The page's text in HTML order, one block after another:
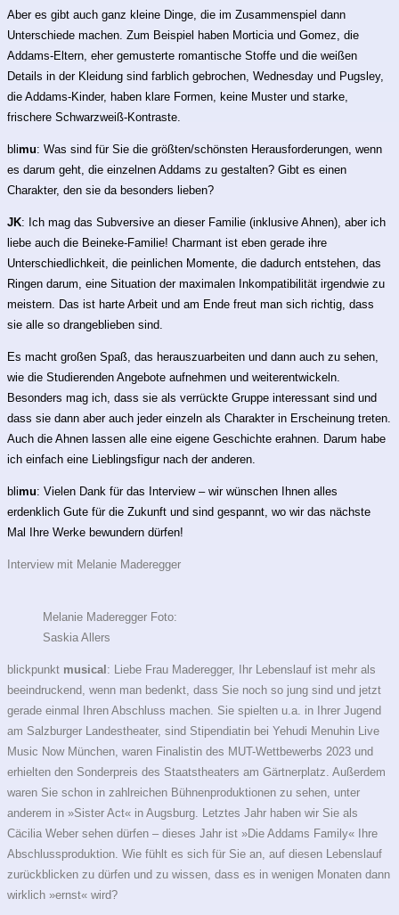
Aber es gibt auch ganz kleine Dinge, die im Zusammenspiel dann
Unterschiede machen. Zum Beispiel haben Morticia und Gomez, die
Addams-Eltern, eher gemusterte romantische Stoffe und die weißen
Details in der Kleidung sind farblich gebrochen, Wednesday und Pugsley,
die Addams-Kinder, haben klare Formen, keine Muster und starke,
frischere Schwarzweiß-Kontraste.
blimu: Was sind für Sie die größten/schönsten Herausforderungen, wenn
es darum geht, die einzelnen Addams zu gestalten? Gibt es einen
Charakter, den sie da besonders lieben?
JK: Ich mag das Subversive an dieser Familie (inklusive Ahnen), aber ich
liebe auch die Beineke-Familie! Charmant ist eben gerade ihre
Unterschiedlichkeit, die peinlichen Momente, die dadurch entstehen, das
Ringen darum, eine Situation der maximalen Inkompatibilität irgendwie zu
meistern. Das ist harte Arbeit und am Ende freut man sich richtig, dass
sie alle so drangeblieben sind.
Es macht großen Spaß, das herauszuarbeiten und dann auch zu sehen,
wie die Studierenden Angebote aufnehmen und weiterentwickeln.
Besonders mag ich, dass sie als verrückte Gruppe interessant sind und
dass sie dann aber auch jeder einzeln als Charakter in Erscheinung treten.
Auch die Ahnen lassen alle eine eigene Geschichte erahnen. Darum habe
ich einfach eine Lieblingsfigur nach der anderen.
blimu: Vielen Dank für das Interview – wir wünschen Ihnen alles
erdenklich Gute für die Zukunft und sind gespannt, wo wir das nächste
Mal Ihre Werke bewundern dürfen!
Interview mit Melanie Maderegger
Melanie Maderegger Foto:
Saskia Allers
blickpunkt musical: Liebe Frau Maderegger, Ihr Lebenslauf ist mehr als
beeindruckend, wenn man bedenkt, dass Sie noch so jung sind und jetzt
gerade einmal Ihren Abschluss machen. Sie spielten u.a. in Ihrer Jugend
am Salzburger Landestheater, sind Stipendiatin bei Yehudi Menuhin Live
Music Now München, waren Finalistin des MUT-Wettbewerbs 2023 und
erhielten den Sonderpreis des Staatstheaters am Gärtnerplatz. Außerdem
waren Sie schon in zahlreichen Bühnenproduktionen zu sehen, unter
anderem in »Sister Act« in Augsburg. Letztes Jahr haben wir Sie als
Cäcilia Weber sehen dürfen – dieses Jahr ist »Die Addams Family« Ihre
Abschlussproduktion. Wie fühlt es sich für Sie an, auf diesen Lebenslauf
zurückblicken zu dürfen und zu wissen, dass es in wenigen Monaten dann
wirklich »ernst« wird?